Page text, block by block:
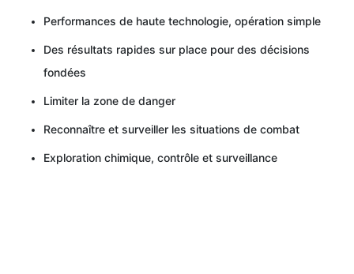
Performances de haute technologie, opération simple
Des résultats rapides sur place pour des décisions
fondées
Limiter la zone de danger
Reconnaître et surveiller les situations de combat
Exploration chimique, contrôle et surveillance